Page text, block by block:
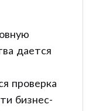
дается
проверка
бизнес-